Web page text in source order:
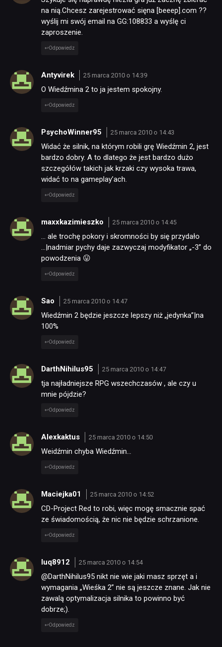
na nią.Chcesz zarejestrować sięna [beeep].com ??
wyślij mi swój email na GG:108833 a wyślę ci
zaproszenie.
Odpowiedz
Antyvirek 25 marca 2010 o 14:39
O Wiedźmina 2 to ja jestem spokojny.
Odpowiedz
PsychoWinner95 25 marca 2010 o 14:43
Widać że silnik, na którym robili grę Wiedźmin 2, jest
bardzo dobry. A to dlatego że jest bardzo dużo
szczegółów takich jak krzaki czy wysoka trawa,
widać to na gameplay’ach.
Odpowiedz
maxxkazimieszko 25 marca 2010 o 14:45
… ale trochę pokory i skromności by się przydało
…|nadmiar pychy daje zazwyczaj modyfikator „-3” do
powodzenia 😛
Odpowiedz
Sao 25 marca 2010 o 14:47
Wiedźmin 2 będzie jeszcze lepszy niż „jedynka”|na
100%
Odpowiedz
DarthNihilus95 25 marca 2010 o 14:47
tja najładniejsze RPG wszechczasów , ale czy u
mnie pójdzie?
Odpowiedz
Alexkaktus 25 marca 2010 o 14:50
Weidźmin chyba Wiedźmin…
Odpowiedz
Maciejka01 25 marca 2010 o 14:52
CD-Project Red to robi, więc mogę smacznie spać
ze świadomością, że nic nie będzie schrzanione.
Odpowiedz
luq8912 25 marca 2010 o 14:54
@DarthNihilus95 nikt nie wie jaki masz sprzęt a i
wymagania „Wieśka 2” nie są jeszcze znane. Jak nie
zawalą optymalizacja silnika to powinno być
dobrze;).
Odpowiedz